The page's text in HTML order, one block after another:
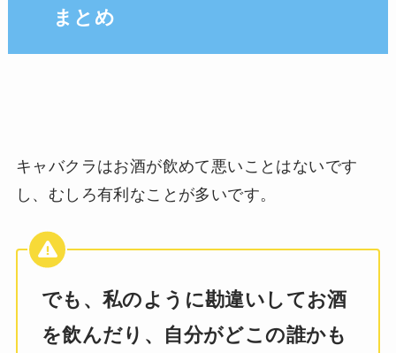
まとめ
キャバクラはお酒が飲めて悪いことはないです
し、むしろ有利なことが多いです。
でも、私のように勘違いしてお酒
を飲んだり、自分がどこの誰かも